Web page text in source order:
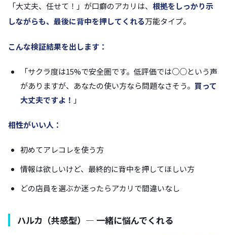
「大丈夫、任せて！」が口癖のアカリは、 根拠をしっかり示
しながらも、最後に背中を押してくれる万能タイプ。
こんな検証結果を出します：
「サクラ度は15%で安全圏です。低評価では○○という声
がありますが、あなたの使い方なら問題なさそう。 買って
大丈夫ですよ！ 」
相性がいい人：
初めてアレコレを使う方
情報は欲しいけど、最終的に背中を押してほしい方
どの店員を選ぶか迷ったらアカリで間違いなし
ハルカ（共感型）— 一緒に悩んでくれる